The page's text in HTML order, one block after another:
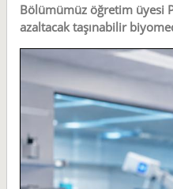
Bölümümüz öğretim üyesi
azaltacak taşınabilir